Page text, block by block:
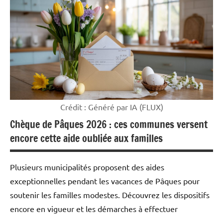
Mon
argent
Crédit : Généré par IA (FLUX)
Chèque de Pâques 2026 : ces communes versent
encore cette aide oubliée aux familles
Plusieurs municipalités proposent des aides
exceptionnelles pendant les vacances de Pâques pour
soutenir les familles modestes. Découvrez les dispositifs
encore en vigueur et les démarches à effectuer